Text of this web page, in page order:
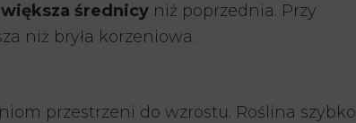
średnicy niż poprzednia. Przy
niż bryła korzeniowa.
przestrzeni do wzrostu. Roślina szybko